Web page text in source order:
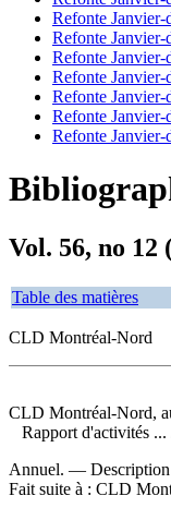
Refonte Janvier-
Refonte Janvier-
Refonte Janvier-
Refonte Janvier-
Refonte Janvier-
Refonte Janvier-
Refonte Janvier-
Vol. 56, no 12
Table des matières
CLD Montréal-Nord
CLD Montréal-Nord,
Rapport d'activités ...
Annuel. — Description
Fait suite à : CLD